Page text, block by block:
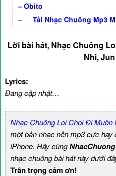
– Obito
–
Tải Nhạc Chuông Mp3
Lời bài hát, Nhạc Chuông
Nhi,
Lyrics:
Đang cập nhật…
Nhạc Chuông Loi Choi Đi
một bản nhạc nền mp3 cực hay
iPhone. Hãy cùng
nhạc chuông bài hát này dưới
Trân trọng cảm ơn!